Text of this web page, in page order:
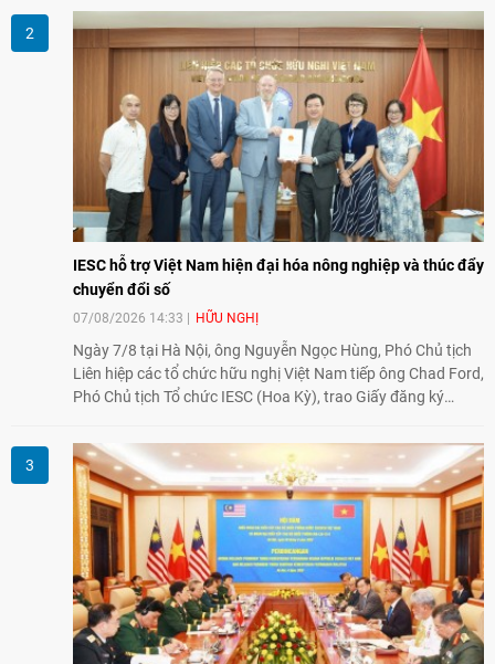
tình hữu nghị, đồng thời từng bước mở rộng hoạt động từ
giao lưu truyền thống sang kết nối địa phương, doanh
nghiệp, giáo dục, văn hóa và thế hệ trẻ, góp phần tăng
cường sự hiểu biết và hợp tác giữa nhân dân hai nước.
IESC hỗ trợ Việt Nam hiện đại hóa nông nghiệp và thúc đẩy
chuyển đổi số
07/08/2026 14:33 HỮU NGHỊ
Ngày 7/8 tại Hà Nội, ông Nguyễn Ngọc Hùng, Phó Chủ tịch
Liên hiệp các tổ chức hữu nghị Việt Nam tiếp ông Chad Ford,
Phó Chủ tịch Tổ chức IESC (Hoa Kỳ), trao Giấy đăng ký
đổi về định hướng triển khai Dự án "Mở rộng Thương mại
Nông nghiệp và An toàn thực phẩm Hoa Kỳ - Việt Nam",
hướng tới thúc đẩy chuyển đổi số, hiện đại hóa nông nghiệp
và mở rộng hợp tác phát triển giữa hai nước.